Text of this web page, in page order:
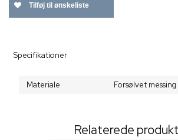
Tilføj til ønskeliste
Specifikationer
Materiale Forsølvet messing
Relaterede